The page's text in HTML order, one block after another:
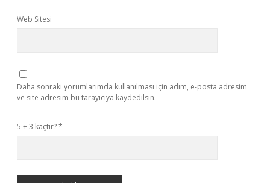
Web Sitesi
Daha sonraki yorumlarımda kullanılması için adım, e-posta adresim
ve site adresim bu tarayıcıya kaydedilsin.
5 + 3 kaçtır?*